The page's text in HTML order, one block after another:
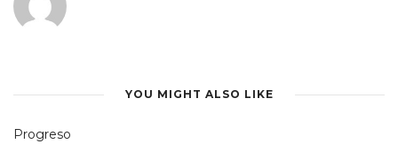
YOU MIGHT ALSO LIKE
Progreso